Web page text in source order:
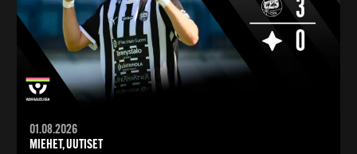
01.08.2026
MIEHET, UUTISET